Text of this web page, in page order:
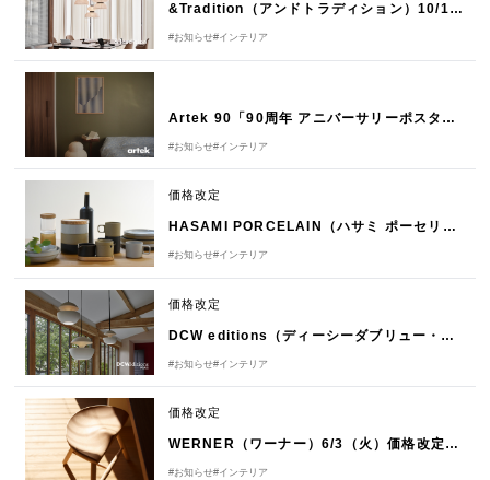
&Tradition（アンドトラディション）10/15（水）価格改定のお知らせ
#お知らせ#インテリア
Artek 90「90周年 アニバーサリーポスター」発売のお知らせ
#お知らせ#インテリア
価格改定
HASAMI PORCELAIN（ハサミ ポーセリン）9/1（月）価格改定のお知らせ
#お知らせ#インテリア
価格改定
DCW editions（ディーシーダブリュー・エディションズ）6/3（火）価格改定のお知らせ
#お知らせ#インテリア
価格改定
WERNER（ワーナー）6/3（火）価格改定のお知らせ
#お知らせ#インテリア